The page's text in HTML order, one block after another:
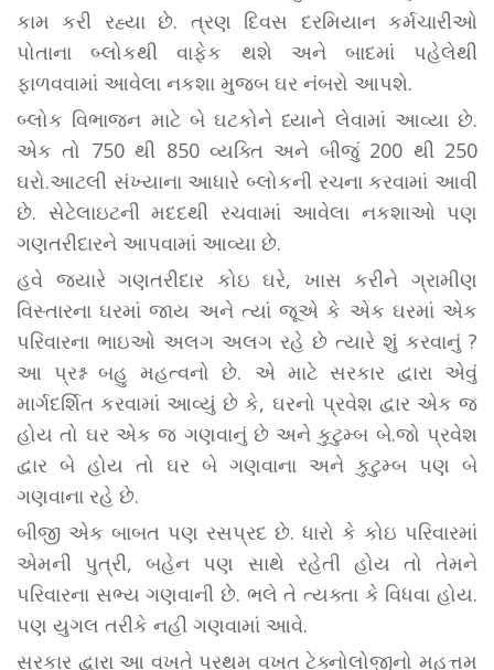
કામ કરી રહ્યા છે. ત્રણ દિવસ દરમિયાન કર્મચારીઓ
પોતાના બ્લોકથી વાફેક થશે અને બાદમાં પહેલેથી
ફાળવવામાં આવેલા નકશા મુજબ ઘર નંબરો આપશે.
બ્લોક વિભાજન માટે બે ઘટકોને ધ્યાને લેવામાં આવ્યા છે.
એક તો 750 થી 850 વ્યક્તિ અને બીજું 200 થી 250
ઘરો.આટલી સંખ્યાના આધારે બ્લોકની રચના કરવામાં આવી
છે. સેટેલાઇટની મદદથી રચવામાં આવેલા નકશાઓ પણ
ગણતરીદારને આપવામાં આવ્યા છે.
હવે જ્યારે ગણતરીદાર કોઇ ઘરે, ખાસ કરીને ગ્રામીણ
વિસ્તારના ઘરમાં જાય અને ત્યાં જૂએ કે એક ઘરમાં એક
પરિવારના ભાઇઓ અલગ અલગ રહે છે ત્યારે શું કરવાનું ?
આ પ્રશ્ન બહુ મહત્વનો છે. એ માટે સરકાર દ્વારા એવું
માર્ગદર્શિત કરવામાં આવ્યું છે કે, ઘરનો પ્રવેશ દ્વાર એક જ
હોય તો ઘર એક જ ગણવાનું છે અને કુટુમ્બ બે.જો પ્રવેશ
દ્વાર બે હોય તો ઘર બે ગણવાના અને કુટુમ્બ પણ બે
ગણવાના રહે છે.
બીજી એક બાબત પણ રસપ્રદ છે. ધારો કે કોઇ પરિવારમાં
એમની પુત્રી, બહેન પણ સાથે રહેતી હોય તો તેમને
પરિવારના સભ્ય ગણવાની છે. ભલે તે ત્યક્તા કે વિધવા હોય.
પણ યુગલ તરીકે નહી ગણવામાં આવે.
સરકાર દ્વારા આ વખતે પ્રથમ વખત ટેક્નોલોજીનો મહત્તમ